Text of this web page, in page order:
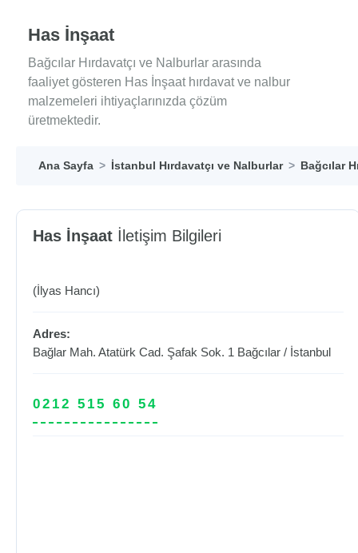
Has İnşaat
Bağcılar Hırdavatçı ve Nalburlar arasında
faaliyet gösteren Has İnşaat hırdavat ve nalbur
malzemeleri ihtiyaçlarınızda çözüm
üretmektedir.
Ana Sayfa İstanbul Hırdavatçı ve Nalburlar Bağcılar
Has İnşaat İletişim Bilgileri
(İlyas Hancı)
Adres:
Bağlar Mah. Atatürk Cad. Şafak Sok. 1 Bağcılar / İstanbul
0212 515 60 54